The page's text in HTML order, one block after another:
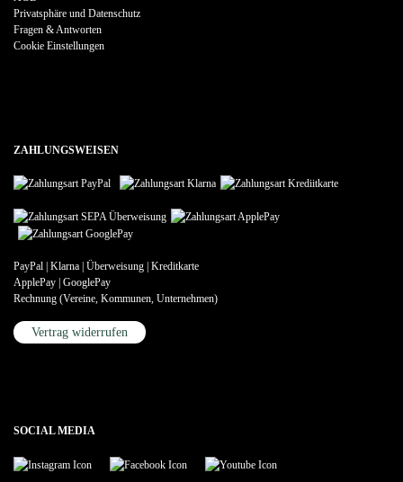
Privatsphäre und Datenschutz
Fragen & Antworten
Cookie Einstellungen
ZAHLUNGSWEISEN
PayPal | Klarna | Überweisung | Kreditkarte
ApplePay | GooglePay
Rechnung (Vereine, Kommunen, Unternehmen)
Vertrag widerrufen
SOCIAL MEDIA